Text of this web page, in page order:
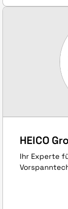
HEICO
Ihr Experte